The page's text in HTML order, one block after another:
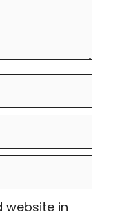
website in